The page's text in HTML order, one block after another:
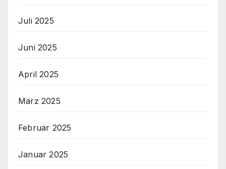
Juli 2025
Juni 2025
April 2025
März 2025
Februar 2025
Januar 2025